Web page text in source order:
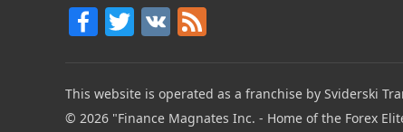
F
e
T
itt
er
V
e
d
This website is operated as a franchise by Sviderski
© 2026 "Finance Magnates Inc. - Home of the Forex